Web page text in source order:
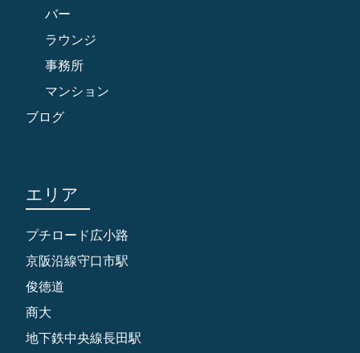
バー
ラウンジ
事務所
マンション
ブログ
エリア
プチロード広小路
京阪沿線守口市駅
俊徳道
商大
地下鉄中央線長田駅